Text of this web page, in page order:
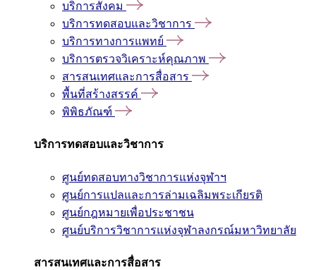
บริการสังคม
บริการทดสอบและวิชาการ
บริการทางการแพทย์
บริการตรวจวิเคราะห์คุณภาพ
สารสนเทศและการสื่อสาร
พื้นที่สร้างสรรค์
พิพิธภัณฑ์
บริการทดสอบและวิชาการ
ศูนย์ทดสอบทางวิชาการแห่งจุฬาฯ
ศูนย์การแปลและการล่ามเฉลิมพระเกียรติ
ศูนย์กฎหมายเพื่อประชาชน
ศูนย์บริการวิชาการแห่งจุฬาลงกรณ์มหาวิทยาลัย
สารสนเทศและการสื่อสาร